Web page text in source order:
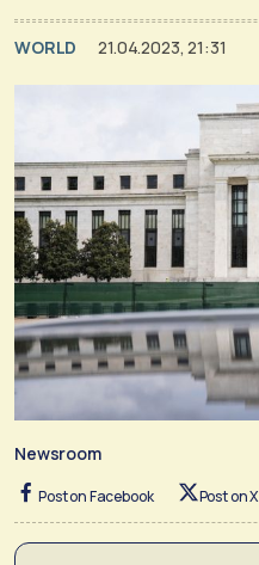
WORLD 21.04.2023, 21:31
Newsroom
Post on Facebook Post on X